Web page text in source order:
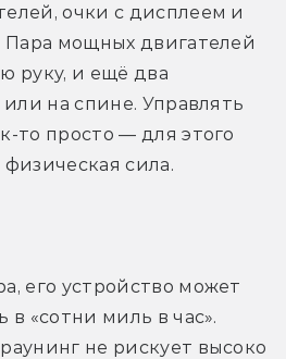
очки с дисплеем и
Пара мощных двигателей
руку, и ещё два
или на спине. Управлять
то просто — для этого
сила.
его устройство может
в «сотни миль в час».
не рискует высоко